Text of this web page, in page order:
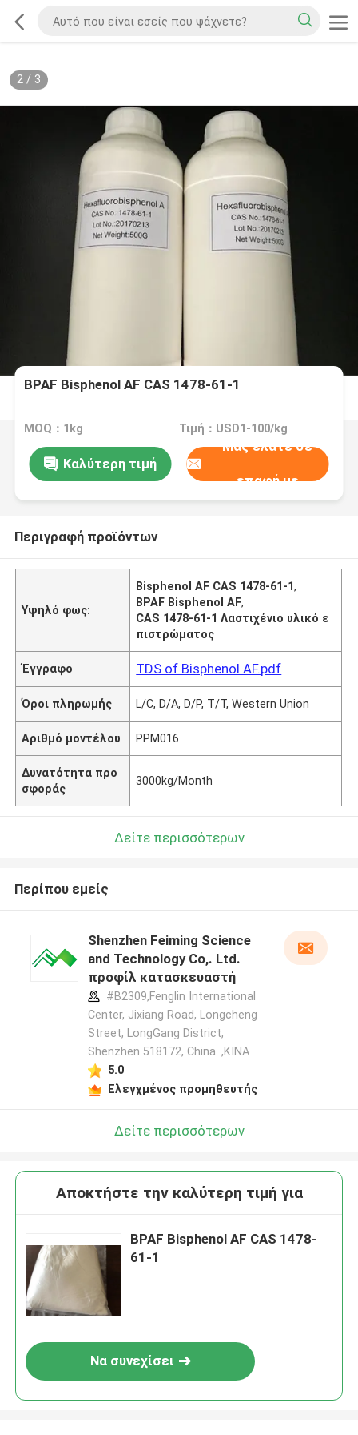
2/ 3
BPAF Bisphenol AF CAS 1478-61-1
MOQ：1kg Τιμή：USD1-100/kg
Καλύτερη τιμή
Μας ελάτε σε
επαφή με
Περιγραφή προϊόντων
Υψηλό φως:
Bisphenol AF CAS 1478-61-1,
BPAF Bisphenol AF,
CAS 1478-61-1 Λαστιχένιο υλικό ε
πιστρώματος
Έγγραφο TDS of Bisphenol AF.pdf
Όροι πληρωμής L/C, D/A, D/P, T/T, Western Union
Αριθμό μοντέλου PPM016
Δυνατότητα προ
σφοράς
3000kg/Month
Δείτε περισσότερων
Περίπου εμείς
Shenzhen Feiming Science
and Technology Co,. Ltd.
προφίλ κατασκευαστή
#B2309,Fenglin International
Center, Jixiang Road, Longcheng
Street, LongGang District,
Shenzhen 518172, China. ,ΚΙΝΑ
5.0
Ελεγχμένος προμηθευτής
Δείτε περισσότερων
Αποκτήστε την καλύτερη τιμή για
BPAF Bisphenol AF CAS 1478-
61-1
Να συνεχίσει